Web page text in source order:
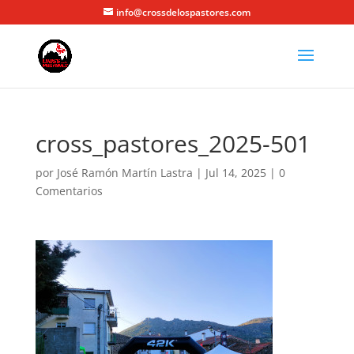
info@crossdelospastores.com
cross_pastores_2025-501
por José Ramón Martín Lastra | Jul 14, 2025| 0
Comentarios